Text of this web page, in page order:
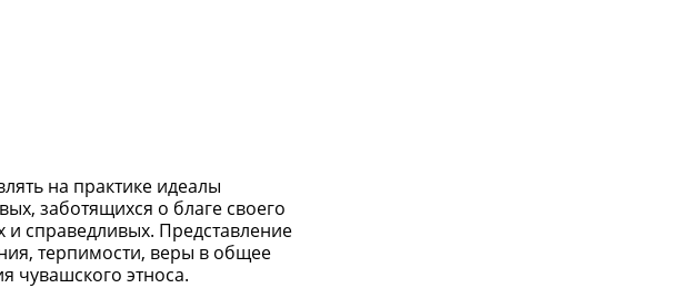
на практике идеалы
заботящихся о благе своего
справедливых. Представление
терпимости, веры в общее
чувашского этноса.